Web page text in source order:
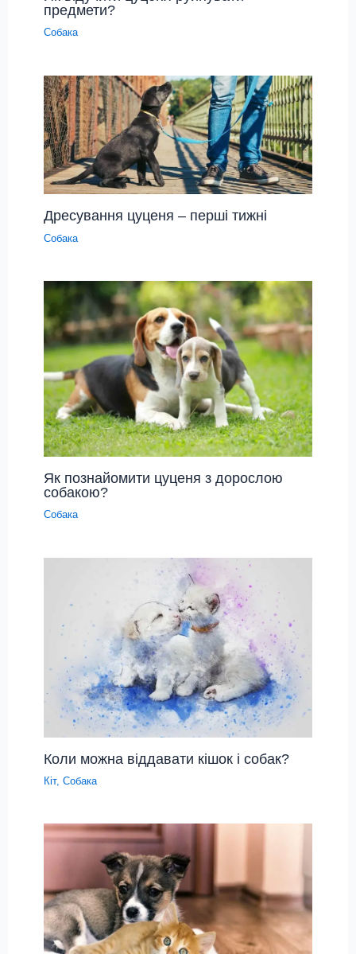
предмети?
Собака
Дресування цуценя – перші тижні
Собака
Як познайомити цуценя з дорослою
собакою?
Собака
Коли можна віддавати кішок і собак?
Кіт,Собака